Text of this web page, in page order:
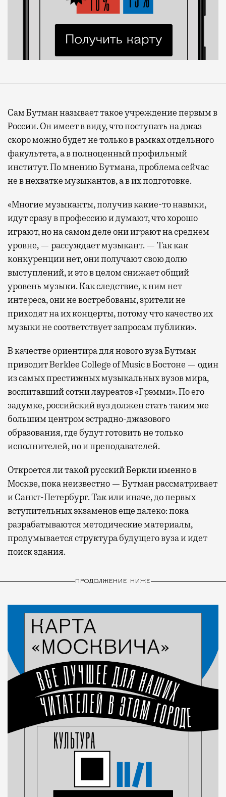
Сам Бутман называет такое учреждение первым в
России. Он имеет в виду, что поступать на джаз
скоро можно будет не только в рамках отдельного
факультета, а в полноценный профильный
институт. По мнению Бутмана, проблема сейчас
не в нехватке музыкантов, а в их подготовке.
«Многие музыканты, получив какие-то навыки,
идут сразу в профессию и думают, что хорошо
играют, но на самом деле они играют на среднем
уровне, — рассуждает музыкант. — Так как
конкуренции нет, они получают свою долю
выступлений, и это в целом снижает общий
уровень музыки. Как следствие, к ним нет
интереса, они не востребованы, зрители не
приходят на их концерты, потому что качество их
музыки не соответствует запросам публики».
В качестве ориентира для нового вуза Бутман
приводит Berklee College of Music в Бостоне — один
из самых престижных музыкальных вузов мира,
воспитавший сотни лауреатов «Грэмми». По его
задумке, российский вуз должен стать таким же
большим центром эстрадно-джазового
образования, где будут готовить не только
исполнителей, но и преподавателей.
Откроется ли такой русский Беркли именно в
Москве, пока неизвестно — Бутман рассматривает
и Санкт-Петербург. Так или иначе, до первых
вступительных экзаменов еще далеко: пока
разрабатываются методические материалы,
продумывается структура будущего вуза и идет
поиск здания.
ПРОДОЛЖЕНИЕ НИЖЕ